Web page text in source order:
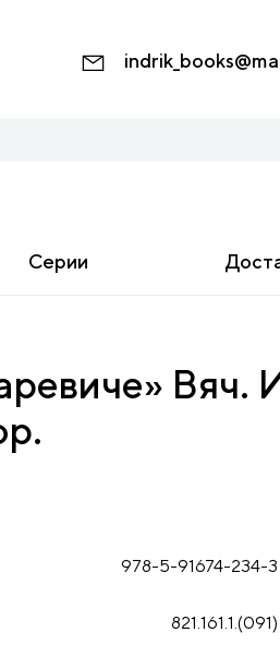
Серии
Вяч.
978-5-91674-234-3
821.161.1.(091)